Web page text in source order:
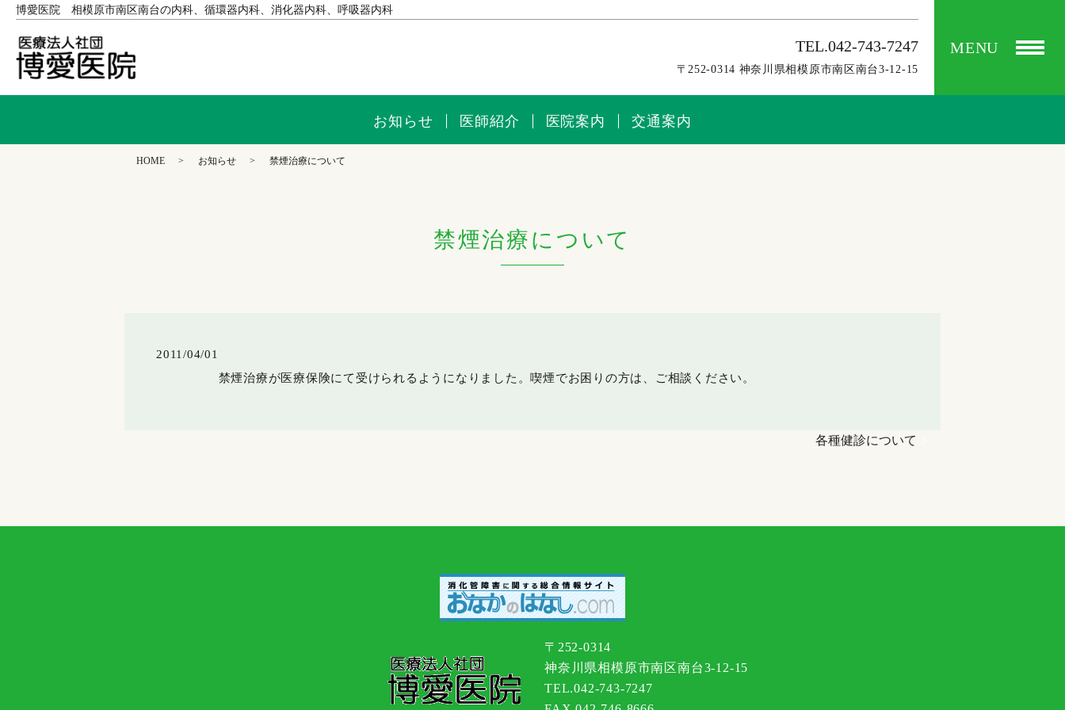
博愛医院 相模原市南区南台の内科、循環器内科、消化器内科、呼吸器内科
TEL.042-743-7247
〒252-0314 神奈川県相模原市南区南台3-12-15
MENU
お知らせ 医師紹介 医院案内 交通案内
HOME お知らせ 禁煙治療について
禁煙治療について
2011/04/01
禁煙治療が医療保険にて受けられるようになりました。喫煙でお困りの方は、ご相談ください。
各種健診について
〒252-0314
神奈川県相模原市南区南台3-12-15
TEL.042-743-7247